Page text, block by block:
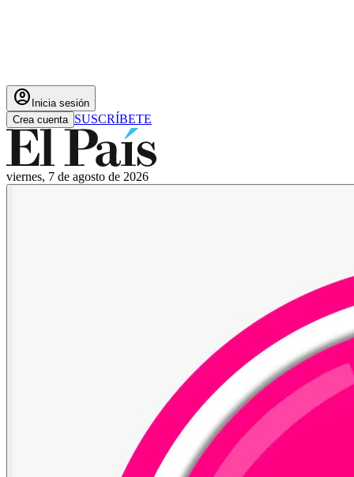
account_circle Inicia sesión
Crea cuenta SUSCRÍBETE
viernes, 7 de agosto de 2026